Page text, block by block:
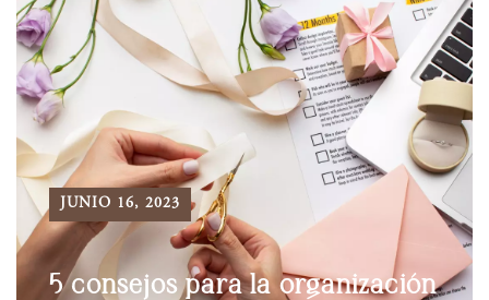
JUNIO 16, 2023
5 consejos para la organización